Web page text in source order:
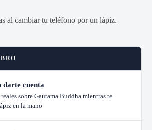
al cambiar tu teléfono por un lápiz.
darte cuenta
sobre Gautama Buddha mientras te
en la mano